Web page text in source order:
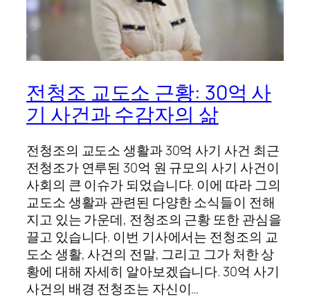
전청조 교도소 근황: 30억 사
기 사건과 수감자의 삶
전청조의 교도소 생활과 30억 사기 사건 최근
전청조가 연루된 30억 원 규모의 사기 사건이
사회의 큰 이슈가 되었습니다. 이에 따라 그의
교도소 생활과 관련된 다양한 소식들이 전해
지고 있는 가운데, 전청조의 근황 또한 관심을
끌고 있습니다. 이번 기사에서는 전청조의 교
도소 생활, 사건의 전말, 그리고 그가 처한 상
황에 대해 자세히 알아보겠습니다. 30억 사기
사건의 배경 전청조는 자신이…